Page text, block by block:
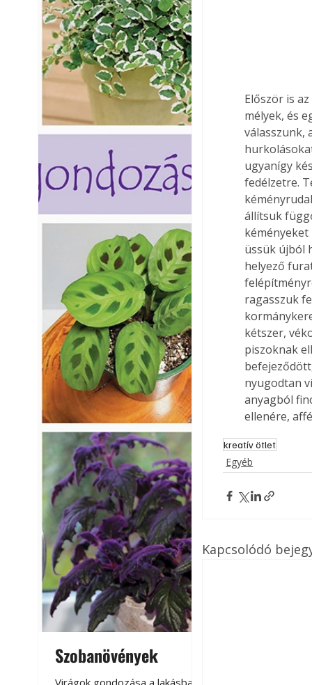
Szobanövények
Először is
mélyek, és
válasszunk,
ugyanígy
fedélzetre.
állítsuk
üssük újból
helyező
ragasszuk
kétszer,
piszoknak
nyugodtan
anyagból
ellenére,
kreatív ötlet
Egyéb
Kapcsolódó